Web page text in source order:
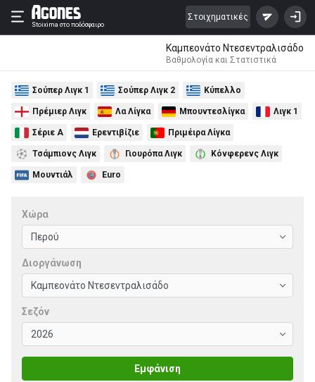
Stoixima στο ποδόσφαιρο
Στοιχηματικές
Καμπεονάτο Ντεσεντραλισάδο
Βαθμολογία και Στατιστικά
Σούπερ Λιγκ 1 Σούπερ Λιγκ 2 Κύπελλο
Πρέμιερ Λιγκ Λα Λίγκα Μπουντεσλίγκα Λιγκ 1
Σέριε Α Ερεντιβίζιε Πριμέιρα Λίγκα
Τσάμπιονς Λιγκ Γιουρόπα Λιγκ Κόνφερενς Λιγκ
Μουντιάλ Euro
Χώρα
Διοργάνωση
Σεζόν
Εμφάνιση